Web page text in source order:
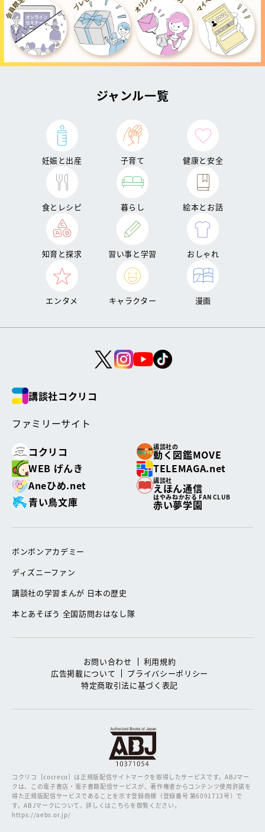
ジャンル一覧
妊娠と出産 子育て 健康と安全
食とレシピ 暮らし 絵本とお話
知育と探求 習い事と学習 おしゃれ
エンタメ キャラクター 漫画
講談社コクリコ
ファミリーサイト
コクリコ
講談社の
動く図鑑MOVE
WEB げんき
TELEMAGA.net
Aneひめ.net
講談社
えほん通信
青い鳥文庫
はやみねかおる FAN CLUB
赤い夢学園
ボンボンアカデミー
ディズニーファン
講談社の学習まんが 日本の歴史
本とあそぼう 全国訪問おはなし隊
お問い合わせ
利用規約
広告掲載について
プライバシーポリシー
特定商取引法に基づく表記
コクリコ［cocreco］は正規版配信サイトマークを取得したサービスです。ABJマー
クは、この電子書店・電子書籍配信サービスが、著作権者からコンテンツ使用許諾を
得た正規版配信サービスであることを示す登録商標（登録番号 第6091713号）で
す。ABJマークについて、詳しくはこちらを御覧ください。
https://aebs.or.jp/